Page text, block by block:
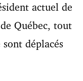
actuel de
Québec, tout
déplacés